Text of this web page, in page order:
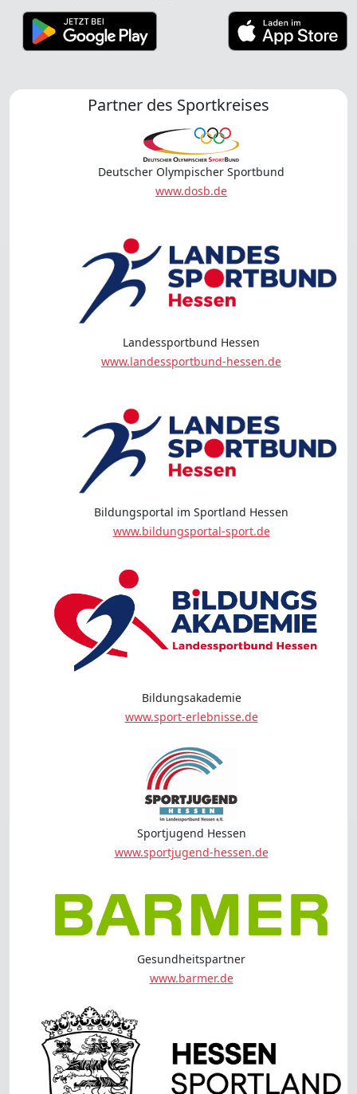
Partner des Sportkreises
Deutscher Olympischer Sportbund
www.dosb.de
Landessportbund Hessen
www.landessportbund-hessen.de
Bildungsportal im Sportland Hessen
www.bildungsportal-sport.de
Bildungsakademie
www.sport-erlebnisse.de
Sportjugend Hessen
www.sportjugend-hessen.de
Gesundheitspartner
www.barmer.de